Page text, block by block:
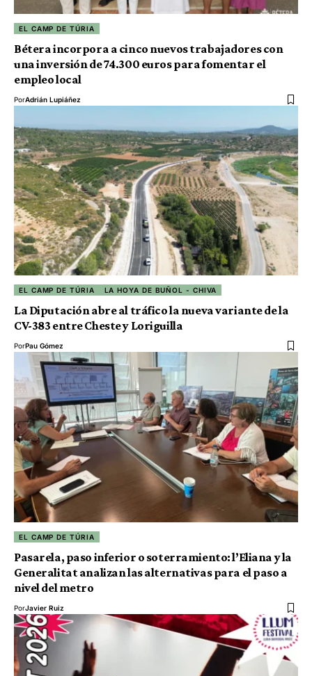
EL CAMP DE TÚRIA
Bétera incorpora a cinco nuevos trabajadores con
una inversión de 74.300 euros para fomentar el
empleo local
PorAdrián Lupiáñez
EL CAMP DE TÚRIA LA HOYA DE BUÑOL - CHIVA
La Diputación abre al tráfico la nueva variante de la
CV-383 entre Cheste y Loriguilla
PorPau Gómez
EL CAMP DE TÚRIA
Pasarela, paso inferior o soterramiento: l’Eliana y la
Generalitat analizan las alternativas para el paso a
nivel del metro
PorJavier Ruiz